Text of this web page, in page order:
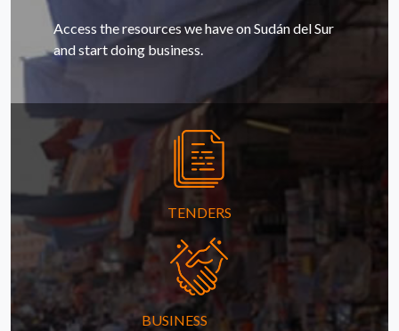
Access the resources we have on Sudán del Sur
and start doing business.
TENDERS
BUSINESS